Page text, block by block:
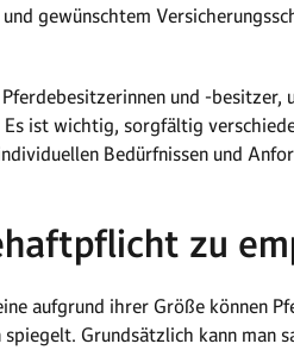
gewünschtem
und -besitzer,
Es ist wichtig, sorgfältig
Bedürfnissen und
zu
aufgrund ihrer Größe können
Grundsätzlich kann man